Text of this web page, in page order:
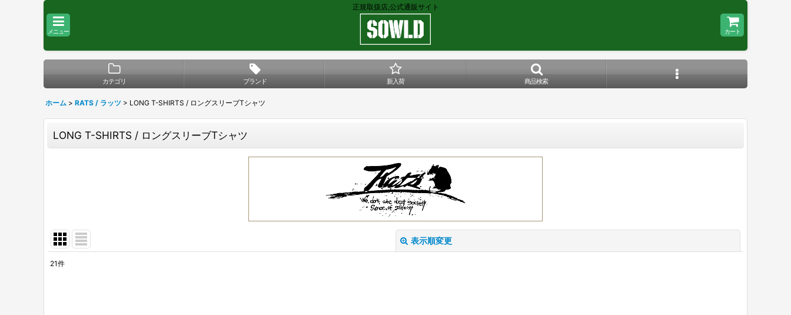
正規取扱店,公式通販サイト
メニュー カート
カテゴリ ブランド 新入荷 商品検索
ホーム > RATS / ラッツ > LONG T-SHIRTS / ロングスリーブTシャツ
LONG T-SHIRTS / ロングスリーブTシャツ
表示順変更
21件